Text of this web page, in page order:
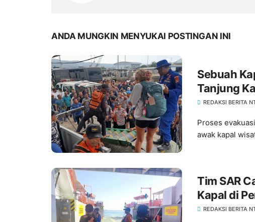
ANDA MUNGKIN MENYUKAI POSTINGAN INI
Sebuah
Tanjung
REDAKSI BERITA
Proses
awak kapal
Tim SAR
Kapal di
REDAKSI BERITA